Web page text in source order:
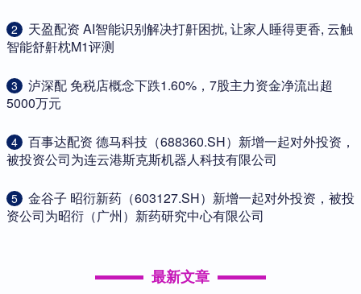
2
​天盈配资 AI智能识别解决打鼾困扰, 让家人睡得更香, 云触
智能舒鼾枕M1评测
3
​泸深配 免税店概念下跌1.60%，7股主力资金净流出超
5000万元
4
​百事达配资 德马科技（688360.SH）新增一起对外投资，
被投资公司为连云港斯克斯机器人科技有限公司
5
​金谷子 昭衍新药（603127.SH）新增一起对外投资，被投
资公司为昭衍（广州）新药研究中心有限公司
最新文章